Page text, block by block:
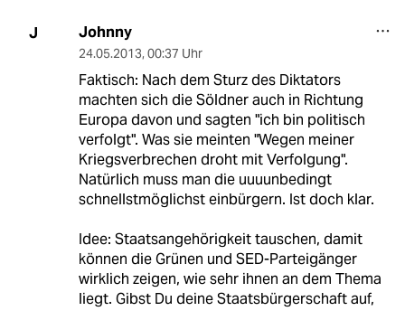
J Johnny
24.05.2013, 00:37 Uhr
Faktisch: Nach dem Sturz des Diktators
machten sich die Söldner auch in Richtung
Europa davon und sagten "ich bin politisch
verfolgt". Was sie meinten "Wegen meiner
Kriegsverbrechen droht mit Verfolgung".
Natürlich muss man die uuuunbedingt
schnellstmöglichst einbürgern. Ist doch klar.
Idee: Staatsangehörigkeit tauschen, damit
können die Grünen und SED-Parteigänger
wirklich zeigen, wie sehr ihnen an dem Thema
liegt. Gibst Du deine Staatsbürgerschaft auf,